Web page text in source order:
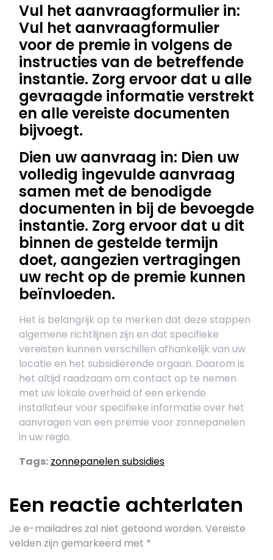
Vul het aanvraagformulier in:
Vul het aanvraagformulier
voor de premie in volgens de
instructies van de betreffende
instantie. Zorg ervoor dat u alle
gevraagde informatie verstrekt
en alle vereiste documenten
bijvoegt.
Dien uw aanvraag in: Dien uw
volledig ingevulde aanvraag
samen met de benodigde
documenten in bij de bevoegde
instantie. Zorg ervoor dat u dit
binnen de gestelde termijn
doet, aangezien vertragingen
uw recht op de premie kunnen
beïnvloeden.
Het is belangrijk op te merken dat deze stappen
algemene richtlijnen zijn en dat specifieke
vereisten kunnen verschillen afhankelijk van uw
locatie en het subsidiërende orgaan. Daarom is
het altijd raadzaam om contact op te nemen
met uw lokale overheid of een erkende
installateur voor specifieke informatie over het
aanvragen van een premie voor zonnepanelen
in uw regio.
Tags: zonnepanelen subsidies
Een reactie achterlaten
Je e-mailadres zal niet getoond worden. Vereiste
velden zijn gemarkeerd met *